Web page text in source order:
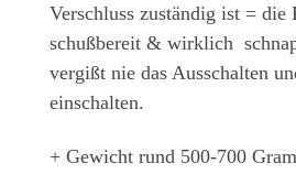
Verschluss zuständig ist = die
schußbereit & wirklich
vergißt nie das Ausschalten
einschalten.
+ Gewicht rund 500-700